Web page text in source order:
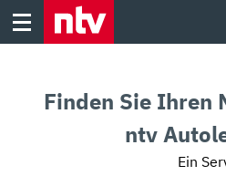
Skip
Finden Sie Ihren
ntv
Ein